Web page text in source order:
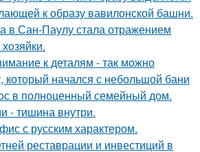
к образу вавилонской башни.
в Сан-Паулу стала отражением
к деталям - так можно
который начался с небольшой бани
в полноценный семейный дом.
- тишина внутри.
с русским характером.
реставрации и инвестиций в